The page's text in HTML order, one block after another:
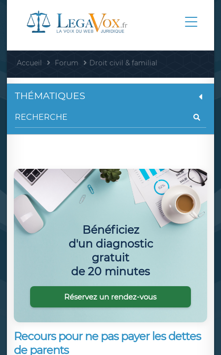
Accueil Forum Droit civil & familial
Recours pour ne pas payer les dettes
de parents
THÉMATIQUES
Bénéficiez
d'un diagnostic
gratuit
de 20 minutes
Réservez un rendez-vous